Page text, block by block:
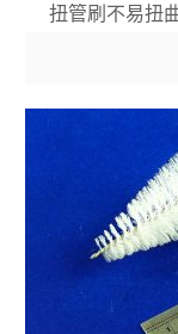
扭管刷不易扭